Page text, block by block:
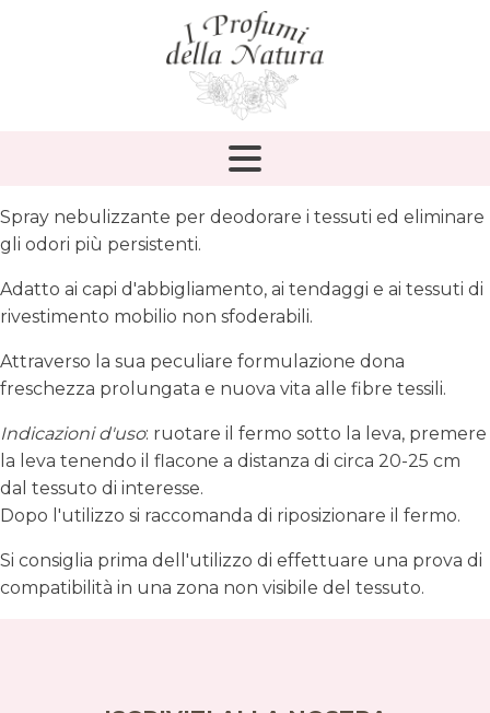
Spray nebulizzante per deodorare i tessuti ed eliminare
gli odori più persistenti.
Adatto ai capi d'abbigliamento, ai tendaggi e ai tessuti di
rivestimento mobilio non sfoderabili.
Attraverso la sua peculiare formulazione dona
freschezza prolungata e nuova vita alle fibre tessili.
Indicazioni d'uso: ruotare il fermo sotto la leva, premere
la leva tenendo il flacone a distanza di circa 20-25 cm
dal tessuto di interesse.
Dopo l'utilizzo si raccomanda di riposizionare il fermo.
Si consiglia prima dell'utilizzo di effettuare una prova di
compatibilità in una zona non visibile del tessuto.